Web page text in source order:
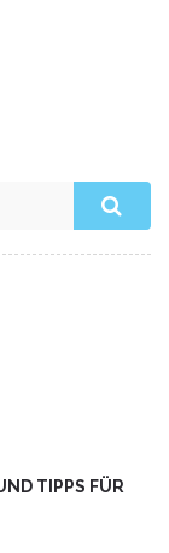
TIPPS FÜR